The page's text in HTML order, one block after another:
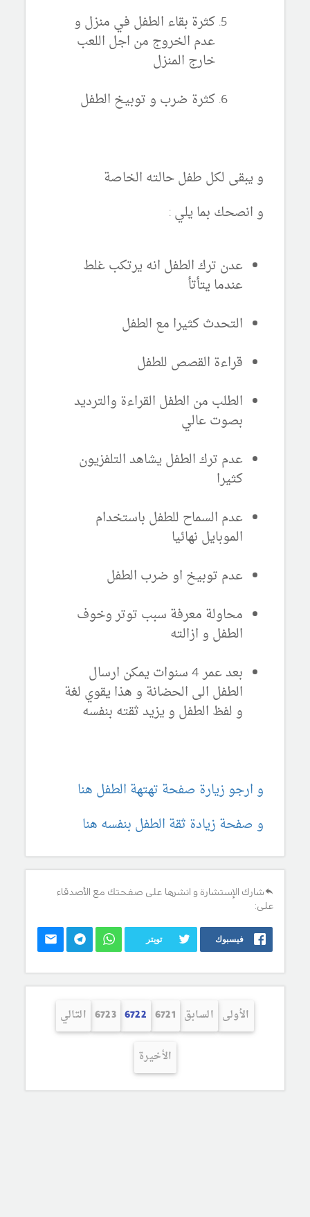
كثرة بقاء الطفل في منزل و
عدم الخروج من اجل اللعب
خارج المنزل
كثرة ضرب و توبيخ الطفل
و يبقى لكل طفل حالته الخاصة
و انصحك بما يلي :
عدن ترك الطفل انه يرتكب غلط
عندما يتأتأ
التحدث كثيرا مع الطفل
قراءة القصص للطفل
الطلب من الطفل القراءة والترديد
بصوت عالي
عدم ترك الطفل يشاهد التلفزيون
كثيرا
عدم السماح للطفل باستخدام
الموبايل نهائيا
عدم توبيخ او ضرب الطفل
محاولة معرفة سبب توتر وخوف
الطفل و ازالته
بعد عمر 4 سنوات يمكن ارسال
الطفل الى الحضانة و هذا يقوي لغة
و لفظ الطفل و يزيد ثقته بنفسه
و ارجو زيارة صفحة تهتهة الطفل هنا
و صفحة زيادة ثقة الطفل بنفسه هنا
شارك الإستشارة و انشرها على صفحتك مع الأصدقاء
على:
فيسبوك تويتر
الأولى السابق 6721
6722
6723 التالي
الأخيرة